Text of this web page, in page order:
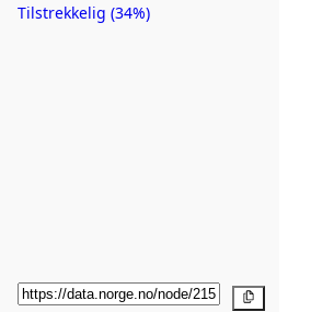
Metadatakvalitet
Tilstrekkelig (34%)